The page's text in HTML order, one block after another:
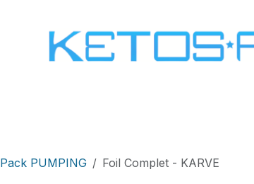
Pack PUMPING Foil Complet - KARVE